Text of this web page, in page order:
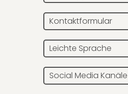
Kontaktformular
Leichte Sprache
Social Media Kanäle